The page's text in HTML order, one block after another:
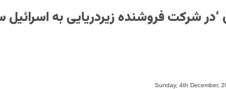
‘در شرکت فروشنده زیردریایی به اسرائیل
Sunday, 4th December,